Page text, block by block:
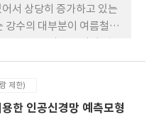
서 상당히 증가하고 있는
강수의 대부분이 여름철에
인한 피해가 더욱 심각하
이산화탄소 농도의 증가로
등으로 인하여 앞으로도
된다. 따라서 이와 같은 폭
제한)
한 인공신경망 예측모형